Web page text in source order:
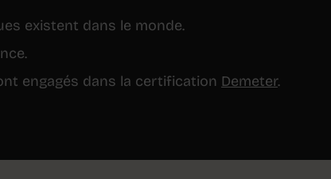
existent dans le monde.
engagés dans la certification Demeter.